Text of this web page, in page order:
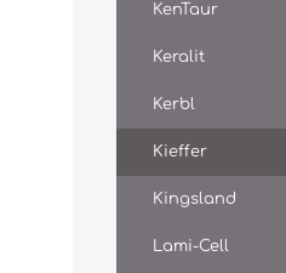
KenTaur
Keralit
Kerbl
Kieffer
Kingsland
Lami-Cell